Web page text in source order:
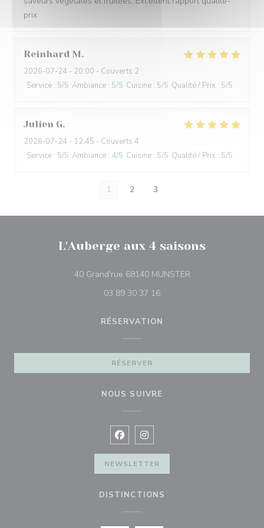
prix
Reinhard M
2026-07-24 - 20:00 - Couverts 2
Service : 5/5 Ambiance : 5/5 Cuisine : 5/5 Qualité / Prix : 5/5
Julien G
2026-07-24 - 12:45 - Couverts 4
Service : 5/5 Ambiance : 4/5 Cuisine : 5/5 Qualité / Prix : 5/5
1 2 3
L'Auberge aux 4 saisons
40 Grand'rue 68140 MUNSTER((ouvre une
03 89 30 37 16
RÉSERVATION
RÉSERVER
NOUS SUIVRE
Facebook ((ouvre une nouvelle
Instagram ((ouvre une
NEWSLETTER
DISTINCTIONS